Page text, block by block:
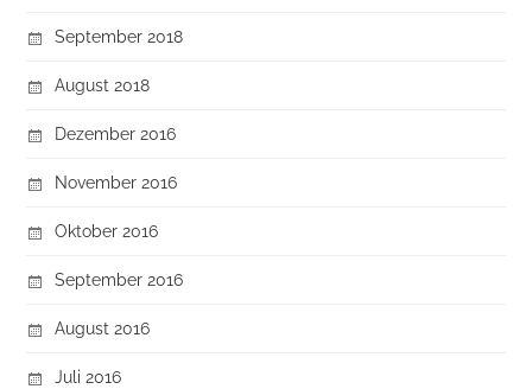
September 2018
August 2018
Dezember 2016
November 2016
Oktober 2016
September 2016
August 2016
Juli 2016